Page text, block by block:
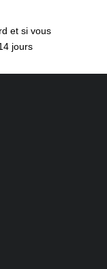
et si vous
jours